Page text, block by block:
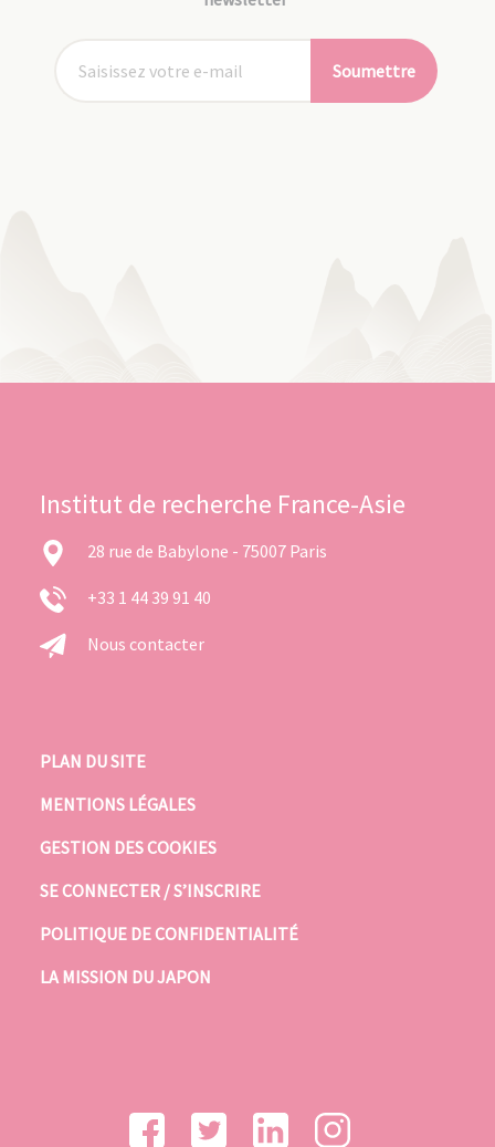
Soumettre
Institut de recherche France-Asie
28 rue de Babylone - 75007 Paris
+33 1 44 39 91 40
Nous contacter
PLAN DU SITE
MENTIONS LÉGALES
GESTION DES COOKIES
SE CONNECTER / S’INSCRIRE
POLITIQUE DE CONFIDENTIALITÉ
LA MISSION DU JAPON